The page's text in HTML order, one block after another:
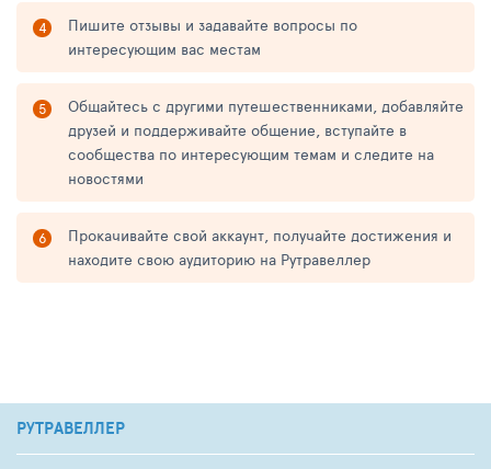
Пишите отзывы и задавайте вопросы по
интересующим вас местам
Общайтесь с другими путешественниками, добавляйте
друзей и поддерживайте общение, вступайте в
сообщества по интересующим темам и следите на
новостями
Прокачивайте свой аккаунт, получайте достижения и
находите свою аудиторию на Рутравеллер
РУТРАВЕЛЛЕР